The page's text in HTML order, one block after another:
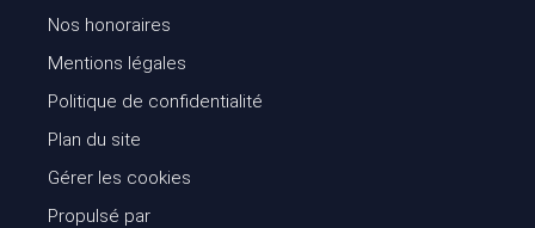
Nos honoraires
Mentions légales
Politique de confidentialité
Plan du site
Gérer les cookies
Propulsé par